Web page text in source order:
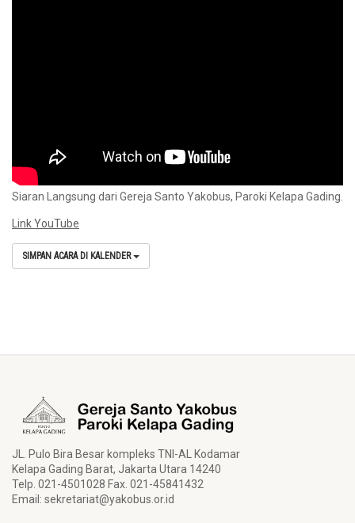
Siaran Langsung dari Gereja Santo Yakobus, Paroki Kelapa Gading.
Link YouTube
SIMPAN ACARA DI KALENDER
JL. Pulo Bira Besar kompleks TNI-AL Kodamar
Kelapa Gading Barat, Jakarta Utara 14240
Telp. 021-4501028 Fax. 021-45841432
Email: sekretariat@yakobus.or.id